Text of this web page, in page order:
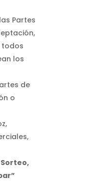
Partes
todos
los
de
o
Sorteo,